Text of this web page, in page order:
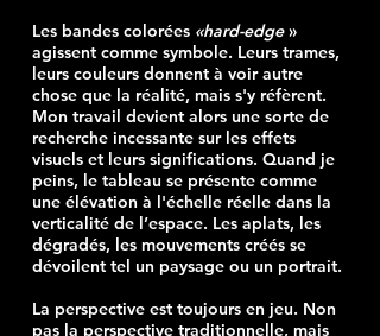
Les bandes colorées «hard-edge»
agissent comme symbole. Leurs trames,
leurs couleurs donnent à voir autre
chose que la réalité, mais s'y réfèrent.
Mon travail devient alors une sorte de
recherche incessante sur les effets
visuels et leurs significations. Quand je
peins, le tableau se présente comme
une élévation à l'échelle réelle dans la
verticalité de l’espace. Les aplats, les
dégradés, les mouvements créés se
dévoilent tel un paysage ou un portrait.
La perspective est toujours en jeu. Non
pas la perspective traditionnelle, mais